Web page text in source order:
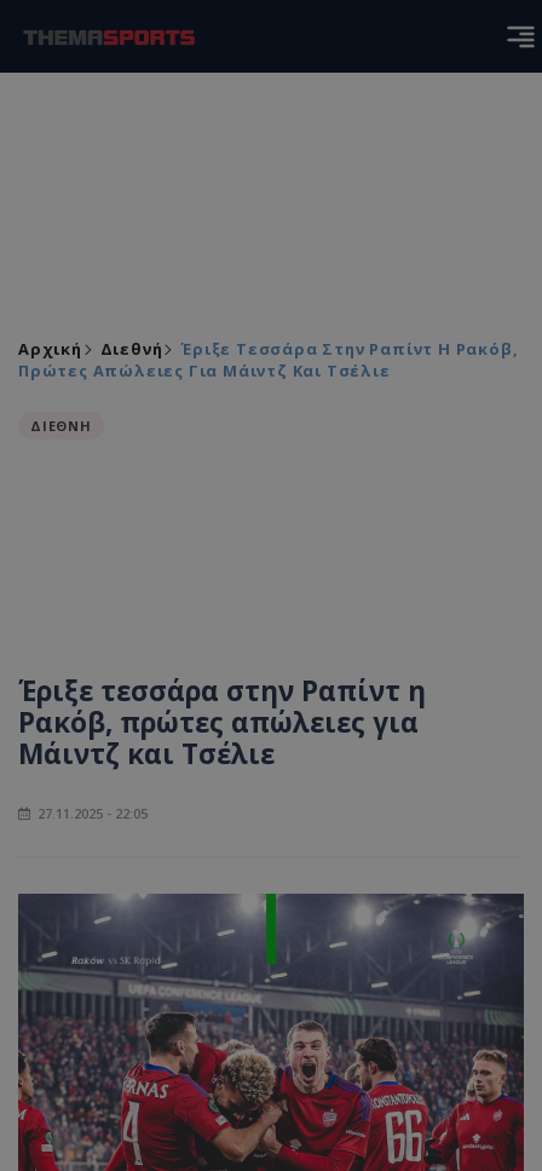
Αρχική Διεθνή
Έριξε Τεσσάρα Στην Ραπίντ Η Ρακόβ,
Πρώτες Απώλειες Για Μάιντζ Και Τσέλιε
ΔΙΕΘΝΗ
Έριξε τεσσάρα στην Ραπίντ η
Ρακόβ, πρώτες απώλειες για
Μάιντζ και Τσέλιε
27.11.2025 - 22:05